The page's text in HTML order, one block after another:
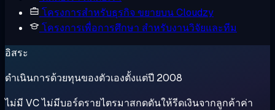
โครงการสำหรับธุรกิจ ขยายบน Cloudzy
โครงการเพื่อการศึกษา สำหรับงานวิจัยและทีม
อิสระ
ดำเนินการด้วยทุนของตัวเองตั้งแต่ปี 2008
ไม่มี VC ไม่มีบอร์ดรายไตรมาสกดดันให้รีดเงินจากลูกค้าค่า